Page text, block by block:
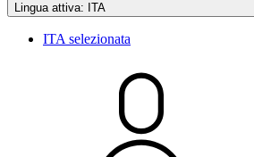
Lingua attiva: ITA
ITA selezionata